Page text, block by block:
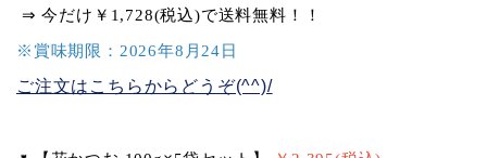
⇒ 今だけ￥1,728(税込)で送料無料！！
※賞味期限：2026年8月24日
ご注文はこちらからどうぞ(^^)/